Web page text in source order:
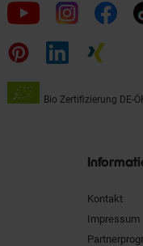
uns
auf
Bio Zertifizierung DE-
Kontakt
Impressum